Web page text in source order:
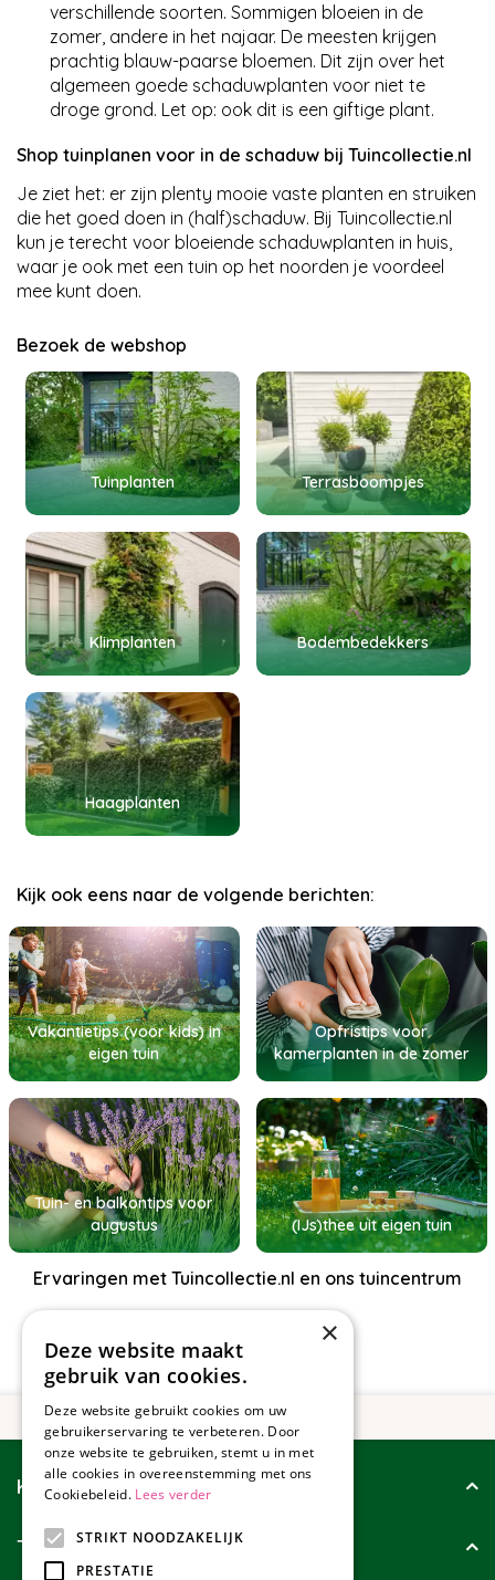
verschillende soorten. Sommigen bloeien in de
zomer, andere in het najaar. De meesten krijgen
prachtig blauw-paarse bloemen. Dit zijn over het
algemeen goede schaduwplanten voor niet te
droge grond. Let op: ook dit is een giftige plant.
Shop tuinplanen voor in de schaduw bij Tuincollectie.nl
Je ziet het: er zijn plenty mooie vaste planten en struiken
die het goed doen in (half)schaduw. Bij Tuincollectie.nl
kun je terecht voor bloeiende schaduwplanten in huis,
waar je ook met een tuin op het noorden je voordeel
mee kunt doen.
Bezoek de webshop
Tuinplanten Terrasboompjes
Klimplanten Bodembedekkers
Haagplanten
Kijk ook eens naar de volgende berichten:
Vakantietips (voor kids) in
eigen tuin
Opfristips voor
kamerplanten in de zomer
Tuin- en balkontips voor
augustus
(IJs)thee uit eigen tuin
Ervaringen met Tuincollectie.nl en ons tuincentrum
Klantenservice
Tuincollectie
×
Deze website maakt
gebruik van cookies.
Deze website gebruikt cookies om uw
gebruikerservaring te verbeteren. Door
onze website te gebruiken, stemt u in met
alle cookies in overeenstemming met ons
Cookiebeleid. Lees verder
STRIKT NOODZAKELIJK
PRESTATIE